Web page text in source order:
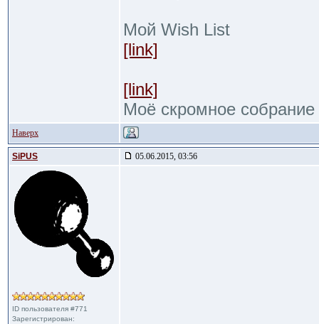
Мой Wish List
[link]
[link]
Моё скромное собрание
Наверх
SiPUS 05.06.2015, 03:56
ID пользователя #771
Зарегистрирован: